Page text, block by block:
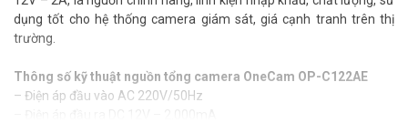
dụng tốt cho hệ thống camera giám sát, giá cạnh tranh trên thị
trường.
Thông số kỹ thuật nguồn tổng camera OneCam OP-C122AE
– Điện áp đầu vào AC 220V/50Hz